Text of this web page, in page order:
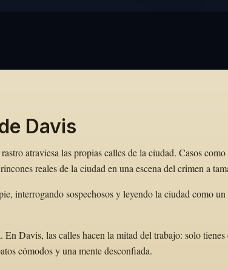
Davis
atraviesa las propias calles de la ciudad. Casos
reales de la ciudad en una escena del crimen a
interrogando sospechosos y leyendo la ciudad como un
Davis, las calles hacen la mitad del trabajo: solo
cómodos y una mente desconfiada.